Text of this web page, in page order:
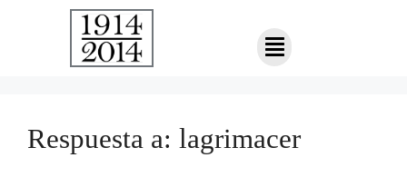
Respuesta a: lagrimacer